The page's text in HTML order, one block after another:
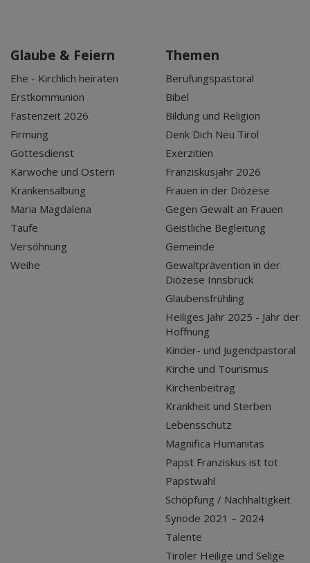
Glaube & Feiern
Ehe - Kirchlich heiraten
Erstkommunion
Fastenzeit 2026
Firmung
Gottesdienst
Karwoche und Ostern
Krankensalbung
Maria Magdalena
Taufe
Versöhnung
Weihe
Themen
Berufungspastoral
Bibel
Bildung und Religion
Denk Dich Neu Tirol
Exerzitien
Franziskusjahr 2026
Frauen in der Diözese
Gegen Gewalt an Frauen
Geistliche Begleitung
Gemeinde
Gewaltprävention in der
Diözese Innsbruck
Glaubensfrühling
Heiliges Jahr 2025 - Jahr der
Hoffnung
Kinder- und Jugendpastoral
Kirche und Tourismus
Kirchenbeitrag
Krankheit und Sterben
Lebensschutz
Magnifica Humanitas
Papst Franziskus ist tot
Papstwahl
Schöpfung / Nachhaltigkeit
Synode 2021 – 2024
Talente
Tiroler Heilige und Selige